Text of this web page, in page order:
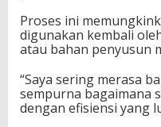
Proses ini
digunakan kembali
atau bahan penyusun
“Saya sering merasa
sempurna bagaimana
dengan efisiensi yang